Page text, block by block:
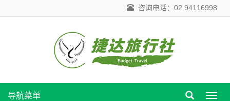
咨询电话：02 94116998
导
导航菜单